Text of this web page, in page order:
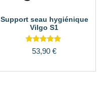
Support seau hygiénique
Vilgo S1
Note
5.00
53,90 €